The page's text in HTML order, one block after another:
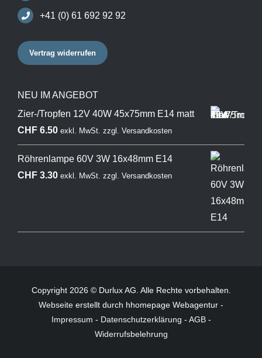
+41 (0) 61 692 92 92
Vertrag widerrufen
NEU IM ANGEBOT
Zier-/Tropfen 12V 40W 45x75mm E14 matt
CHF6.50 exkl. MwSt. zzgl. Versandkosten
Röhrenlampe 60V 3W 16x48mm E14
CHF3.30 exkl. MwSt. zzgl. Versandkosten
Copyright 2026 © Durlux AG. Alle Rechte vorbehalten.
Webseite erstellt durch hhomepage Webagentur -
Impressum - Datenschutzerklärung - AGB-
Widerrufsbelehrung